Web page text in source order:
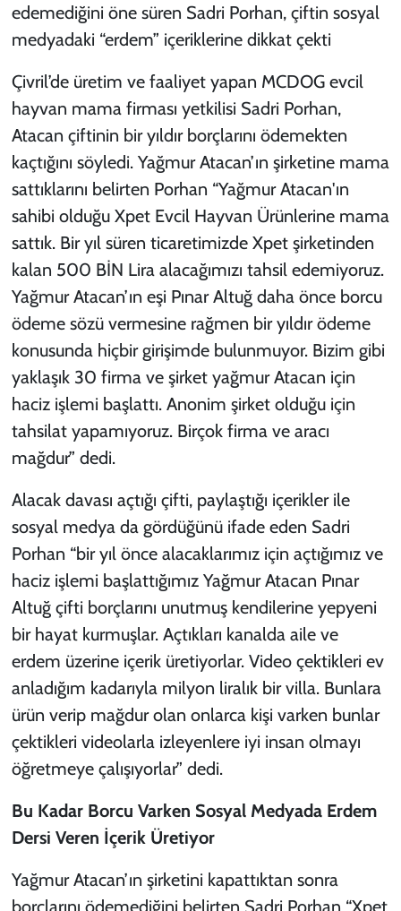
edemediğini öne süren Sadri Porhan, çiftin sosyal
medyadaki “erdem” içeriklerine dikkat çekti
Çivril’de üretim ve faaliyet yapan MCDOG evcil
hayvan mama firması yetkilisi Sadri Porhan,
Atacan çiftinin bir yıldır borçlarını ödemekten
kaçtığını söyledi. Yağmur Atacan’ın şirketine mama
sattıklarını belirten Porhan “Yağmur Atacan'ın
sahibi olduğu Xpet Evcil Hayvan Ürünlerine mama
sattık. Bir yıl süren ticaretimizde Xpet şirketinden
kalan 500 BİN Lira alacağımızı tahsil edemiyoruz.
Yağmur Atacan’ın eşi Pınar Altuğ daha önce borcu
ödeme sözü vermesine rağmen bir yıldır ödeme
konusunda hiçbir girişimde bulunmuyor. Bizim gibi
yaklaşık 30 firma ve şirket yağmur Atacan için
haciz işlemi başlattı. Anonim şirket olduğu için
tahsilat yapamıyoruz. Birçok firma ve aracı
mağdur” dedi.
Alacak davası açtığı çifti, paylaştığı içerikler ile
sosyal medya da gördüğünü ifade eden Sadri
Porhan “bir yıl önce alacaklarımız için açtığımız ve
haciz işlemi başlattığımız Yağmur Atacan Pınar
Altuğ çifti borçlarını unutmuş kendilerine yepyeni
bir hayat kurmuşlar. Açtıkları kanalda aile ve
erdem üzerine içerik üretiyorlar. Video çektikleri ev
anladığım kadarıyla milyon liralık bir villa. Bunlara
ürün verip mağdur olan onlarca kişi varken bunlar
çektikleri videolarla izleyenlere iyi insan olmayı
öğretmeye çalışıyorlar” dedi.
Bu Kadar Borcu Varken Sosyal Medyada Erdem
Dersi Veren İçerik Üretiyor
Yağmur Atacan’ın şirketini kapattıktan sonra
borçlarını ödemediğini belirten Sadri Porhan “Xpet